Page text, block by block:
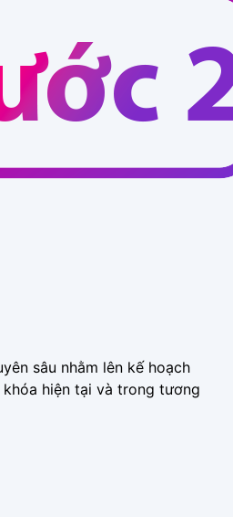
sâu nhằm lên kế hoạch
hiện tại và trong tương